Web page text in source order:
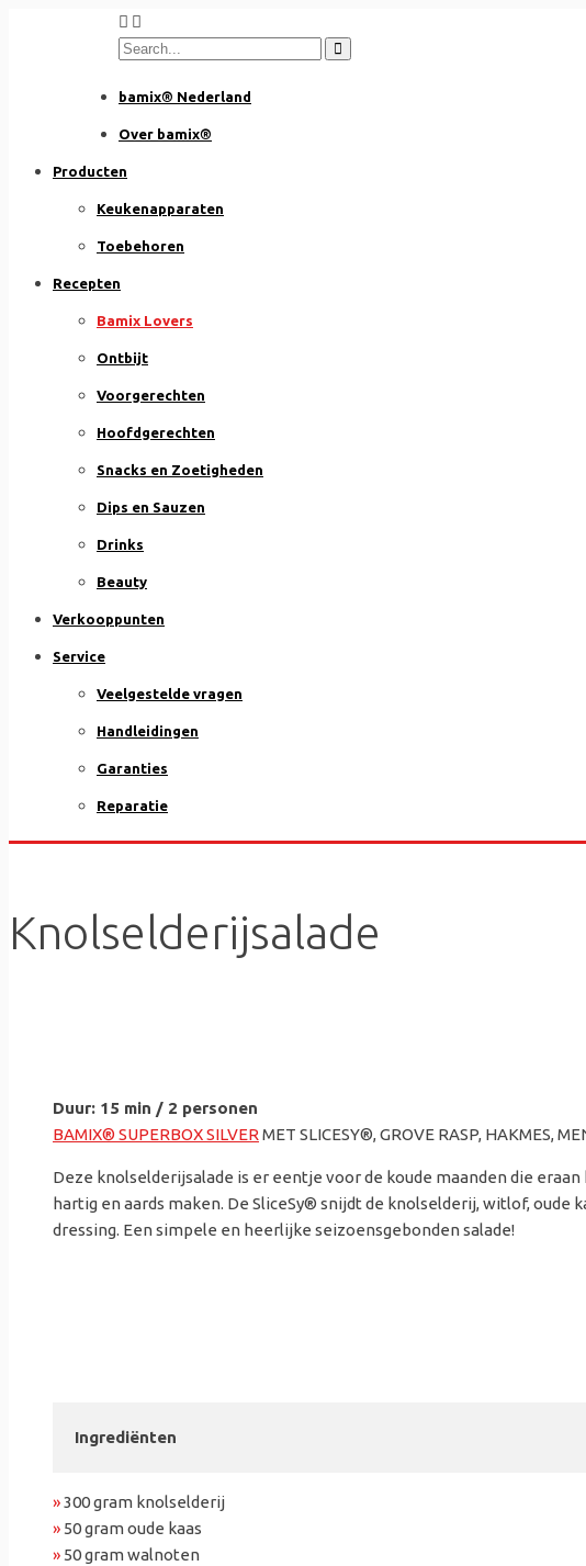
bamix® Nederland
Over bamix®
Producten
Keukenapparaten
Toebehoren
Recepten
Bamix Lovers
Ontbijt
Voorgerechten
Hoofdgerechten
Snacks en Zoetigheden
Dips en Sauzen
Drinks
Beauty
Verkooppunten
Service
Veelgestelde vragen
Handleidingen
Garanties
Reparatie
Knolselderijsalade
Duur: 15 min / 2 personen
BAMIX® SUPERBOX SILVER MET SLICESY®, GROVE RASP, HAKMES,
Deze knolselderijsalade is er eentje voor de koude maanden die
hartig en aards maken. De SliceSy® snijdt de knolselderij, witlof,
dressing. Een simpele en heerlijke seizoensgebonden salade!
Ingrediënten
»300 gram knolselderij
» 50 gram oude kaas
» 50 gram walnoten